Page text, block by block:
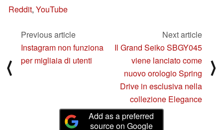
Reddit, YouTube
⟨
Previous article
Instagram non funziona
per migliaia di utenti
Next article
Il Grand Seiko SBGY045
viene lanciato come
nuovo orologio Spring
Drive in esclusiva nella
collezione Elegance
⟩
Add as a preferred
source on Google